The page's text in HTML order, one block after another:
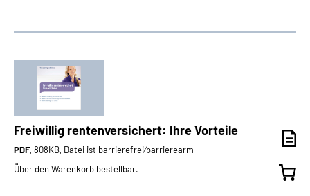
Freiwillig rentenversichert: Ihre Vorteile
PDF, 808KB, Datei ist barrierefrei⁄barrierearm
Über den Warenkorb bestellbar.